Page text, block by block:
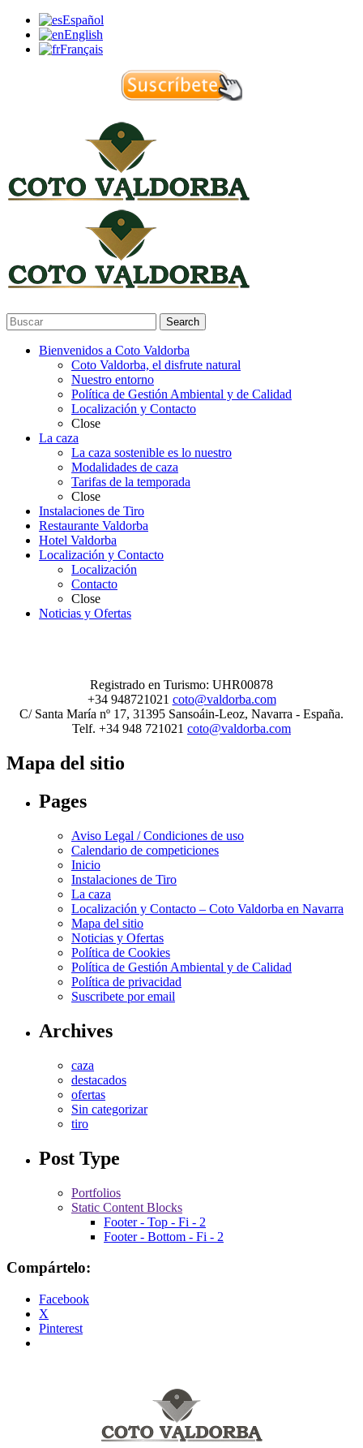
Español
English
Français
Search
Bienvenidos a Coto Valdorba
Coto Valdorba, el disfrute natural
Nuestro entorno
Política de Gestión Ambiental y de Calidad
Localización y Contacto
Close
La caza
La caza sostenible es lo nuestro
Modalidades de caza
Tarifas de la temporada
Close
Instalaciones de Tiro
Restaurante Valdorba
Hotel Valdorba
Localización y Contacto
Localización
Contacto
Close
Noticias y Ofertas
Registrado en Turismo: UHR00878
+34 948721021 coto@valdorba.com
C/ Santa María nº 17, 31395 Sansoáin-Leoz, Navarra - España.
Telf. +34 948 721021 coto@valdorba.com
Mapa del sitio
Pages
Aviso Legal / Condiciones de uso
Calendario de competiciones
Inicio
Instalaciones de Tiro
La caza
Localización y Contacto – Coto Valdorba en Navarra
Mapa del sitio
Noticias y Ofertas
Política de Cookies
Política de Gestión Ambiental y de Calidad
Política de privacidad
Suscribete por email
Archives
caza
destacados
ofertas
Sin categorizar
tiro
Post Type
Portfolios
Static Content Blocks
Footer - Top - Fi - 2
Footer - Bottom - Fi - 2
Compártelo:
Facebook
X
Pinterest